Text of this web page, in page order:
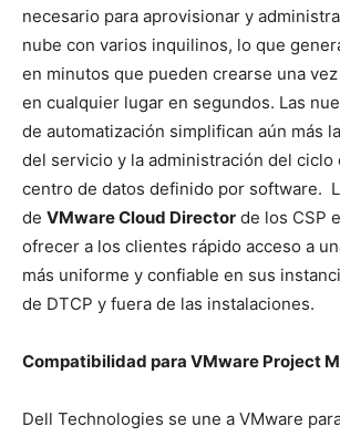
necesario para aprovisionar y
nube con varios inquilinos, lo que
en minutos que pueden crearse una
en cualquier lugar en segundos. Las
de automatización simplifican aún más
del servicio y la administración del ciclo
centro de datos definido por software.
de VMware Cloud Director de los CSP
ofrecer a los clientes rápido acceso a
más uniforme y confiable en sus
de DTCP y fuera de las instalaciones.
Compatibilidad para VMware Project
Dell Technologies se une a VMware